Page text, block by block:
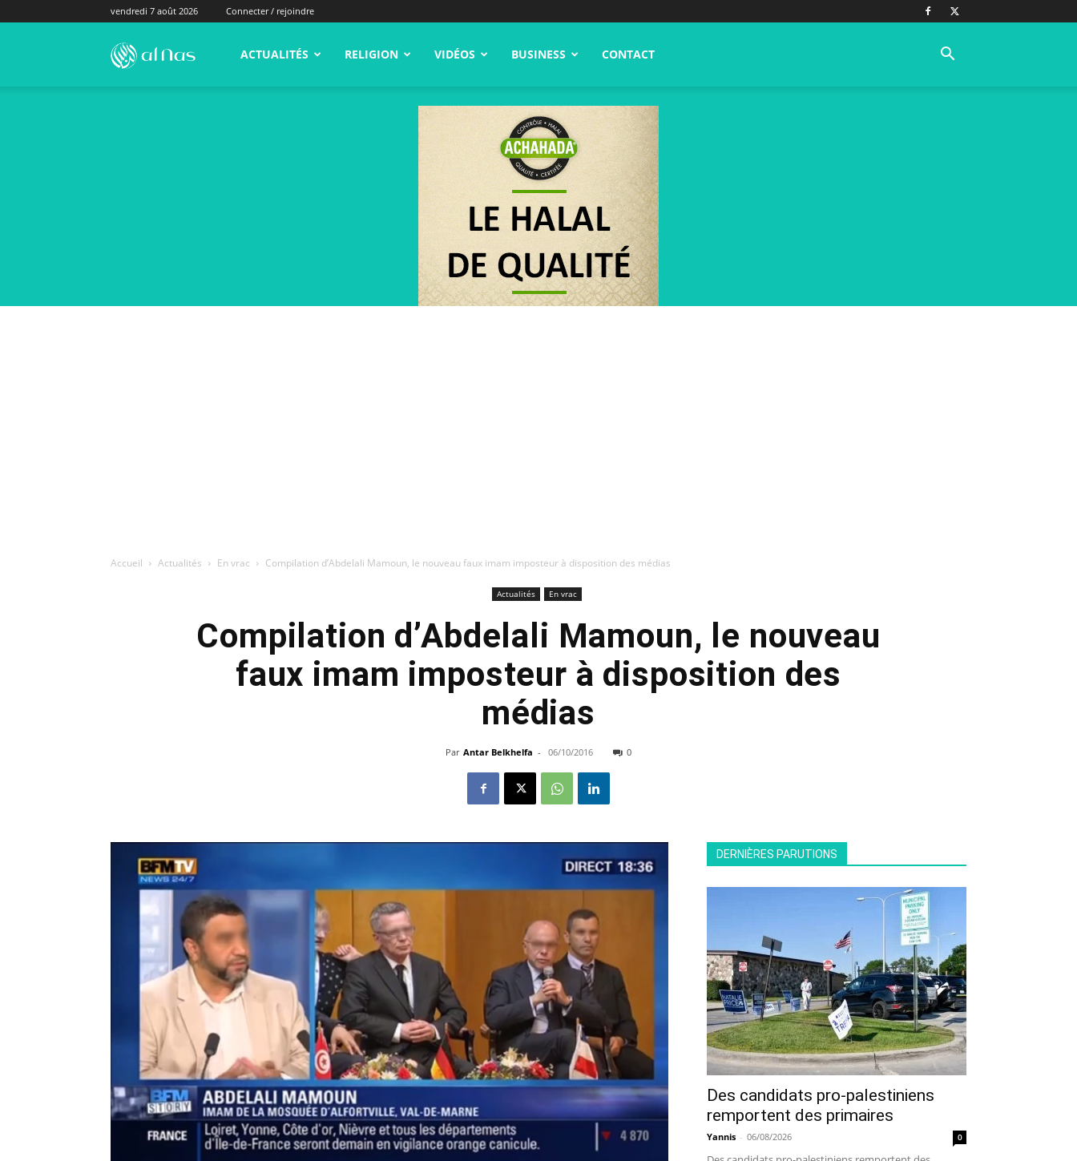
vendredi 7 août 2026 Connecter / rejoindre
alNas.fr ACTUALITÉS RELIGION VIDÉOS BUSINESS CONTACT
Accueil Actualités En vrac Compilation d’Abdelali Mamoun, le nouveau faux imam imposteur à disposition des médias
Actualités En vrac
Compilation d’Abdelali Mamoun, le nouveau
faux imam imposteur à disposition des
médias
Par Antar Belkhelfa - 06/10/2016 0
DERNIÈRES PARUTIONS
Des candidats pro-palestiniens
remportent des primaires
Yannis - 06/08/2026 0